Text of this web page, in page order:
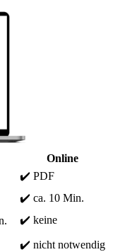
Online
✔️ PDF
✔️ ca. 10 Min.
✔️ keine
✔️ nicht notwendig